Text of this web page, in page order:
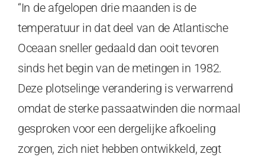
“In de afgelopen drie maanden is de
temperatuur in dat deel van de Atlantische
Oceaan sneller gedaald dan ooit tevoren
sinds het begin van de metingen in 1982.
Deze plotselinge verandering is verwarrend
omdat de sterke passaatwinden die normaal
gesproken voor een dergelijke afkoeling
zorgen, zich niet hebben ontwikkeld, zegt